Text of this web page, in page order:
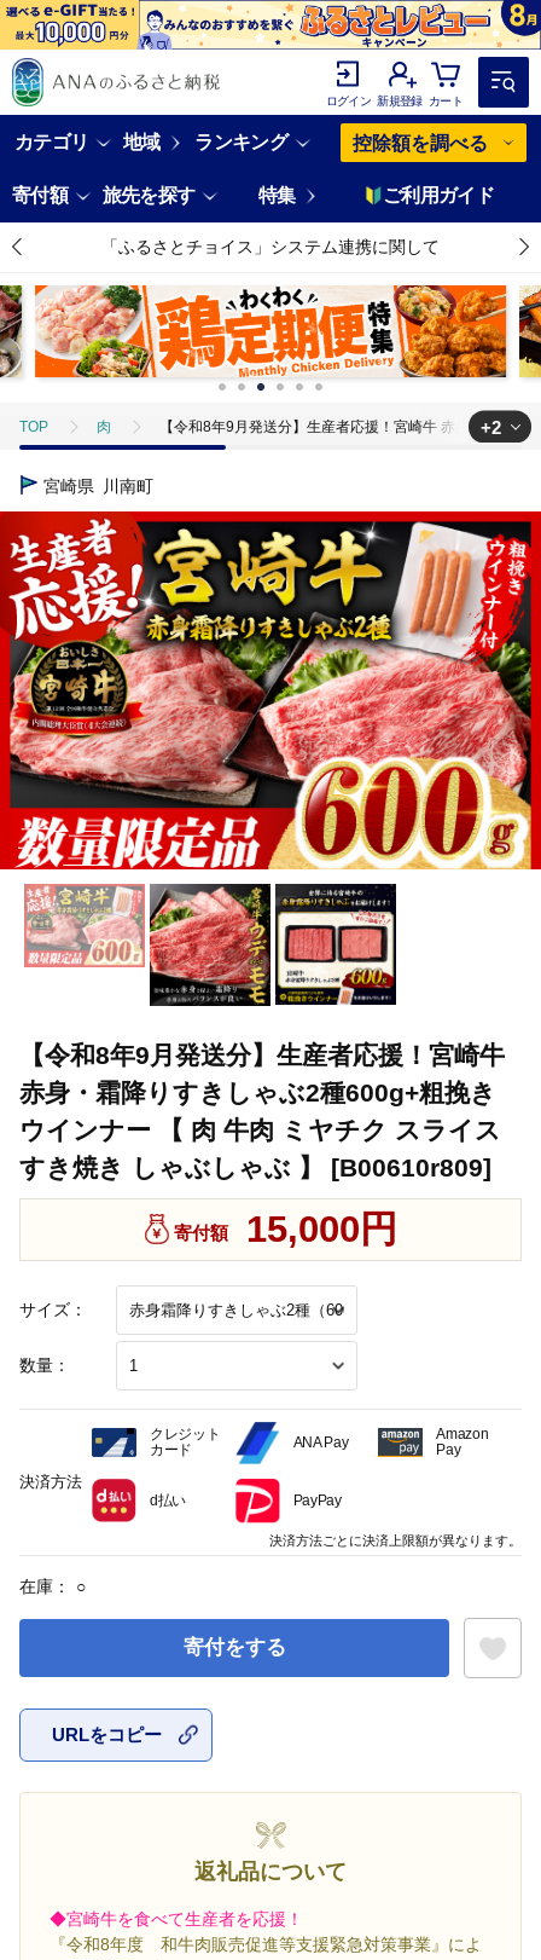
ログイン 新規登録 カート
カテゴリ 地域 ランキング 控除額を調べる
寄付額 旅先を探す 特集 ご利用ガイド
「ふるさとチョイス」システム連携に関して
TOP 肉 【令和8年9月発送分】生産者応援！宮崎牛 赤身・霜降
TOP
肉 牛肉 宮崎牛 【令和8年9月発送分】生産者応
+2
宮崎県 川南町
【令和8年9月発送分】生産者応援！宮崎牛
赤身・霜降りすきしゃぶ2種600g+粗挽き
ウインナー 【 肉 牛肉 ミヤチク スライス
すき焼き しゃぶしゃぶ 】 [B00610r809]
サイズ：
数量：
寄付額 15,000円
在庫： ○
寄付をする
URLをコピー
返礼品について
◆宮崎牛を食べて生産者を応援！
『令和8年度 和牛肉販売促進等支援緊急対策事業』によ
決済方法
クレジット
カード
ANA Pay
Amazon
Pay
d払い PayPay
決済方法ごとに決済上限額が異なります。